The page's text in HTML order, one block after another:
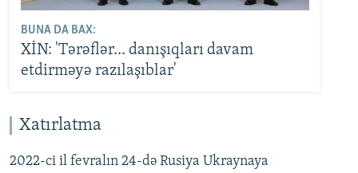
BUNA DA BAX:
XİN: 'Tərəflər... danışıqları davam
etdirməyə razılaşıblar'
Xatırlatma
2022-ci il fevralın 24-də Rusiya Ukraynaya